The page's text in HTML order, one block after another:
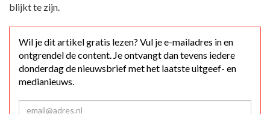
blijkt te zijn.
Wil je dit artikel gratis lezen? Vul je e-mailadres in en
ontgrendel de content. Je ontvangt dan tevens iedere
donderdag de nieuwsbrief met het laatste uitgeef- en
medianieuws.